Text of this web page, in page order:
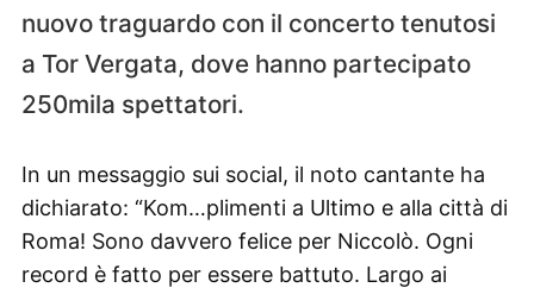
nuovo traguardo con il concerto tenutosi
a Tor Vergata, dove hanno partecipato
250mila spettatori.
In un messaggio sui social, il noto cantante ha
dichiarato: “Kom…plimenti a Ultimo e alla città di
Roma! Sono davvero felice per Niccolò. Ogni
record è fatto per essere battuto. Largo ai